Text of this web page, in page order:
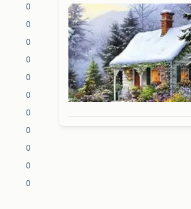
0
0
0
0
0
0
0
0
0
0
0